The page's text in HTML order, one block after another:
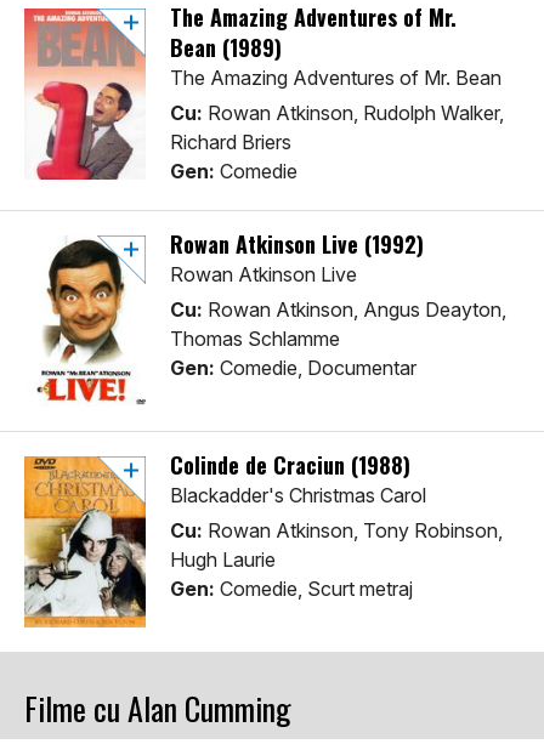
The Amazing Adventures of Mr.
Bean (1989)
The Amazing Adventures of Mr. Bean
Cu: Rowan Atkinson, Rudolph Walker,
Richard Briers
Gen: Comedie
Rowan Atkinson Live (1992)
Rowan Atkinson Live
Cu: Rowan Atkinson, Angus Deayton,
Thomas Schlamme
Gen: Comedie, Documentar
Colinde de Craciun (1988)
Blackadder's Christmas Carol
Cu: Rowan Atkinson, Tony Robinson,
Hugh Laurie
Gen: Comedie, Scurt metraj
Filme cu Alan Cumming